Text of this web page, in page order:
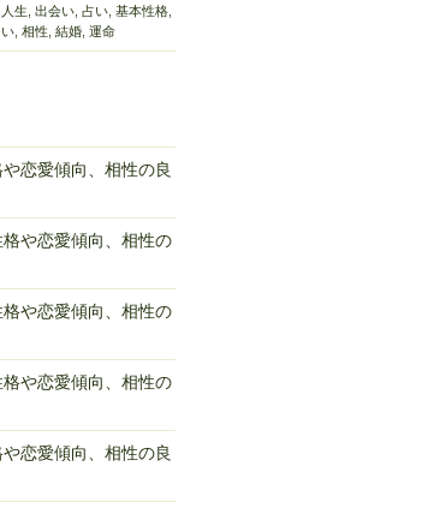
人生, 出会い, 占い, 基本性格,
, 相性, 結婚, 運命
恋愛傾向、相性の良
や恋愛傾向、相性の
や恋愛傾向、相性の
や恋愛傾向、相性の
恋愛傾向、相性の良